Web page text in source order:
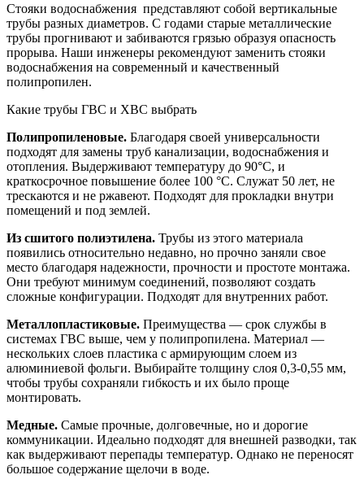
Стояки водоснабжения представляют собой вертикальные
трубы разных диаметров. С годами старые металлические
трубы прогнивают и забиваются грязью образуя опасность
прорыва. Наши инженеры рекомендуют заменить стояки
водоснабжения на современный и качественный
полипропилен.
Какие трубы ГВС и ХВС выбрать
Полипропиленовые. Благодаря своей универсальности
подходят для замены труб канализации, водоснабжения и
отопления. Выдерживают температуру до 90°С, и
краткосрочное повышение более 100 °С. Служат 50 лет, не
трескаются и не ржавеют. Подходят для прокладки внутри
помещений и под землей.
Из сшитого полиэтилена. Трубы из этого материала
появились относительно недавно, но прочно заняли свое
место благодаря надежности, прочности и простоте монтажа.
Они требуют минимум соединений, позволяют создать
сложные конфигурации. Подходят для внутренних работ.
Металлопластиковые. Преимущества — срок службы в
системах ГВС выше, чем у полипропилена. Материал —
нескольких слоев пластика с армирующим слоем из
алюминиевой фольги. Выбирайте толщину слоя 0,3-0,55 мм,
чтобы трубы сохраняли гибкость и их было проще
монтировать.
Медные. Самые прочные, долговечные, но и дорогие
коммуникации. Идеально подходят для внешней разводки, так
как выдерживают перепады температур. Однако не переносят
большое содержание щелочи в воде.